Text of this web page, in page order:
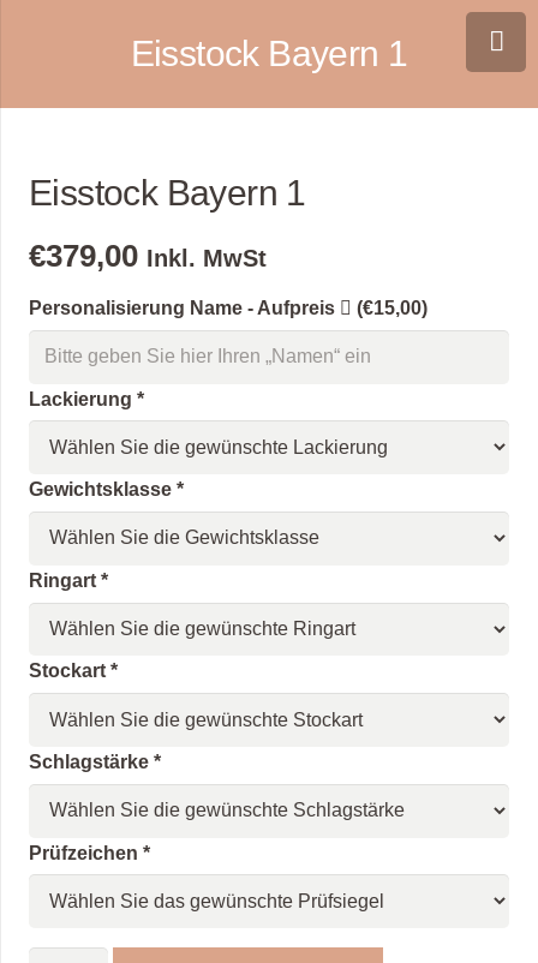
Eisstock Bayern 1
Eisstock Bayern 1
€379,00 Inkl. MwSt
Personalisierung Name - Aufpreis (€15,00)
Lackierung *
Gewichtsklasse *
Ringart *
Stockart *
Schlagstärke *
Prüfzeichen *